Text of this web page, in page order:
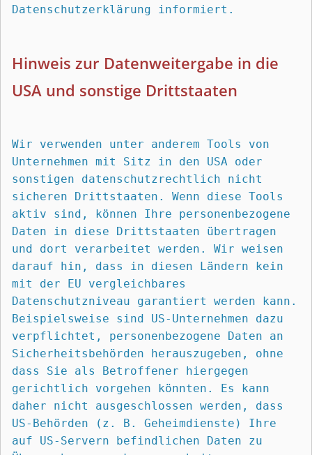
Datenschutzerklärung informiert.
Hinweis zur Datenweitergabe in die
USA und sonstige Drittstaaten
Wir verwenden unter anderem Tools von
Unternehmen mit Sitz in den USA oder
sonstigen datenschutzrechtlich nicht
sicheren Drittstaaten. Wenn diese Tools
aktiv sind, können Ihre personenbezogene
Daten in diese Drittstaaten übertragen
und dort verarbeitet werden. Wir weisen
darauf hin, dass in diesen Ländern kein
mit der EU vergleichbares
Datenschutzniveau garantiert werden kann.
Beispielsweise sind US-Unternehmen dazu
verpflichtet, personenbezogene Daten an
Sicherheitsbehörden herauszugeben, ohne
dass Sie als Betroffener hiergegen
gerichtlich vorgehen könnten. Es kann
daher nicht ausgeschlossen werden, dass
US-Behörden (z. B. Geheimdienste) Ihre
auf US-Servern befindlichen Daten zu